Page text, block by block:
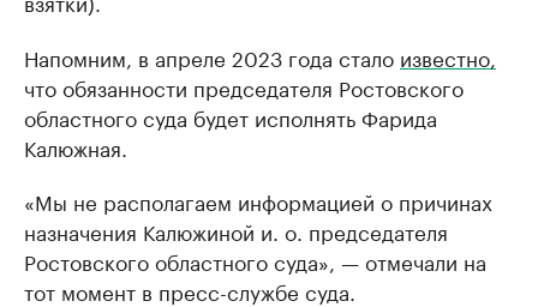
Напомним, в апреле 2023 года стало известно,
что обязанности председателя Ростовского
областного суда будет исполнять Фарида
Калюжная.
«Мы не располагаем информацией о причинах
назначения Калюжиной и. о. председателя
Ростовского областного суда», — отмечали на
тот момент в пресс-службе суда.